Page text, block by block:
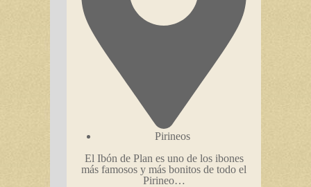
Pirineos
El Ibón de Plan es uno de los ibones
más famosos y más bonitos de todo el
Pirineo…